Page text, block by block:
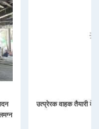
उत्प्रेरक वाहक तैयारी के